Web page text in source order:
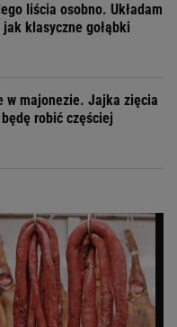
liścia osobno. Układam
klasyczne gołąbki
w majonezie. Jajka zięcia
robić częściej